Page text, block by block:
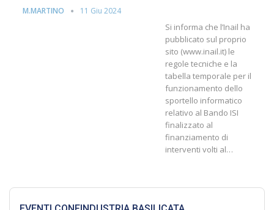
M.MARTINO 11 Giu 2024
Si informa che l’Inail ha
pubblicato sul proprio
sito (www.inail.it) le
regole tecniche e la
tabella temporale per il
funzionamento dello
sportello informatico
relativo al Bando ISI
finalizzato al
finanziamento di
interventi volti al…